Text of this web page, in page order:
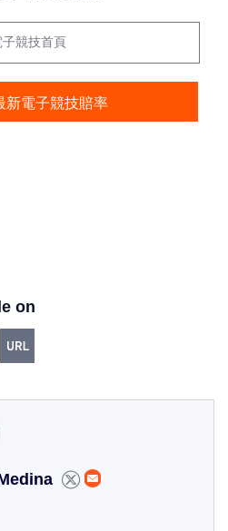
子競技首頁
新電子競技賠率
on